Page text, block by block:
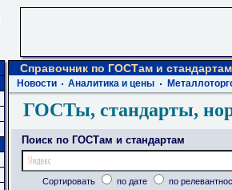
Справочник по ГОСТам и стандартам
Новости Аналитика и цены
ГОСТы, стандарты,
Поиск по ГОСТам и стандартам
Сортировать по дате по